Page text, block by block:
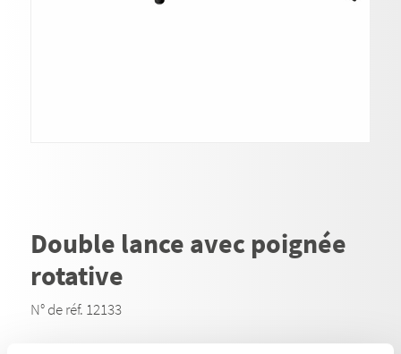
Double lance avec poignée
rotative
N° de réf. 12133